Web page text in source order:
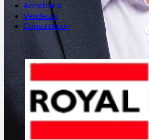
Acheteurs
Vendeurs
Consultation